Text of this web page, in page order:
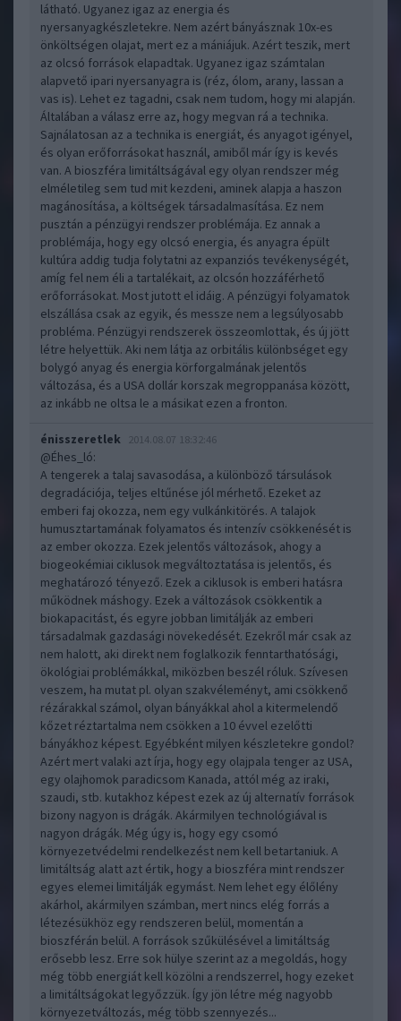
látható. Ugyanez igaz az energia és
nyersanyagkészletekre. Nem azért bányásznak 10x-es
önköltségen olajat, mert ez a mániájuk. Azért teszik, mert
az olcsó források elapadtak. Ugyanez igaz számtalan
alapvető ipari nyersanyagra is (réz, ólom, arany, lassan a
vas is). Lehet ez tagadni, csak nem tudom, hogy mi alapján.
Általában a válasz erre az, hogy megvan rá a technika.
Sajnálatosan az a technika is energiát, és anyagot igényel,
és olyan erőforrásokat használ, amiből már így is kevés
van. A bioszféra limitáltságával egy olyan rendszer még
elméletileg sem tud mit kezdeni, aminek alapja a haszon
magánosítása, a költségek társadalmasítása. Ez nem
pusztán a pénzügyi rendszer problémája. Ez annak a
problémája, hogy egy olcsó energia, és anyagra épült
kultúra addig tudja folytatni az expanziós tevékenységét,
amíg fel nem éli a tartalékait, az olcsón hozzáférhető
erőforrásokat. Most jutott el idáig. A pénzügyi folyamatok
elszállása csak az egyik, és messze nem a legsúlyosabb
probléma. Pénzügyi rendszerek összeomlottak, és új jött
létre helyettük. Aki nem látja az orbitális különbséget egy
bolygó anyag és energia körforgalmának jelentős
változása, és a USA dollár korszak megroppanása között,
az inkább ne oltsa le a másikat ezen a fronton.
énisszeretlek 2014.08.07 18:32:46
@Éhes_ló:
A tengerek a talaj savasodása, a különböző társulások
degradációja, teljes eltűnése jól mérhető. Ezeket az
emberi faj okozza, nem egy vulkánkitörés. A talajok
humusztartamának folyamatos és intenzív csökkenését is
az ember okozza. Ezek jelentős változások, ahogy a
biogeokémiai ciklusok megváltoztatása is jelentős, és
meghatározó tényező. Ezek a ciklusok is emberi hatásra
működnek máshogy. Ezek a változások csökkentik a
biokapacitást, és egyre jobban limitálják az emberi
társadalmak gazdasági növekedését. Ezekről már csak az
nem halott, aki direkt nem foglalkozik fenntarthatósági,
ökológiai problémákkal, miközben beszél róluk. Szívesen
veszem, ha mutat pl. olyan szakvéleményt, ami csökkenő
rézárakkal számol, olyan bányákkal ahol a kitermelendő
kőzet réztartalma nem csökken a 10 évvel ezelőtti
bányákhoz képest. Egyébként milyen készletekre gondol?
Azért mert valaki azt írja, hogy egy olajpala tenger az USA,
egy olajhomok paradicsom Kanada, attól még az iraki,
szaudi, stb. kutakhoz képest ezek az új alternatív források
bizony nagyon is drágák. Akármilyen technológiával is
nagyon drágák. Még úgy is, hogy egy csomó
környezetvédelmi rendelkezést nem kell betartaniuk. A
limitáltság alatt azt értik, hogy a bioszféra mint rendszer
egyes elemei limitálják egymást. Nem lehet egy élőlény
akárhol, akármilyen számban, mert nincs elég forrás a
létezésükhöz egy rendszeren belül, momentán a
bioszférán belül. A források szűkülésével a limitáltság
erősebb lesz. Erre sok hülye szerint az a megoldás, hogy
még több energiát kell közölni a rendszerrel, hogy ezeket
a limitáltságokat legyőzzük. Így jön létre még nagyobb
környezetváltozás, még több szennyezés...